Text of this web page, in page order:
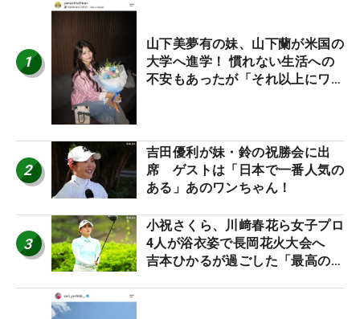
1
山下美夢有の妹、山下蘭が米国の
大学へ進学！ 慣れない生活への
不安もあったが「それ以上にワク
2
吉田優利が妹・鈴の祝勝会に出
席 ゲストは「日本で一番人気の
ある」あのワンちゃん！
3
小祝さくら、川﨑春花ら女子プロ
4人が浴衣姿で長岡花火大会へ
吉本ひかるが過ごした「最高の夏